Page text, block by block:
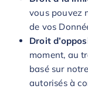
vous pouvez
de vos
Droit
moment, au
basé sur
autorisés à